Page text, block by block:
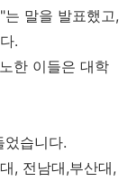
말을 발표했고,
.
한 이들은 대학
었습니다.
, 전남대,부산대,